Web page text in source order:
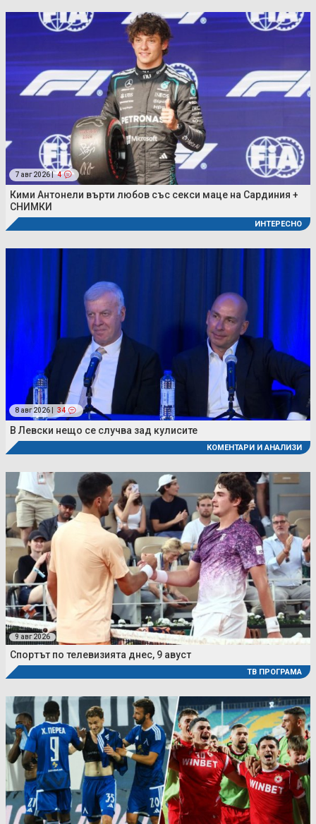
7 авг 2026 | 4
Кими Антонели върти любов със секси маце на Сардиния +
СНИМКИ
ИНТЕРЕСНО
8 авг 2026 | 34
В Левски нещо се случва зад кулисите
КОМЕНТАРИ И АНАЛИЗИ
9 авг 2026
Спортът по телевизията днес, 9 авуст
ТВ ПРОГРАМА